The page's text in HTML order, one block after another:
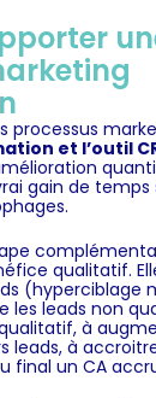
processus
et l’outil
gain de temps
qualitatif.
(hyperciblage
les leads non
à
leads, à
final un CA